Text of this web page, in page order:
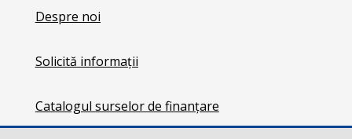
Despre noi
Solicită informații
Catalogul surselor de finanțare